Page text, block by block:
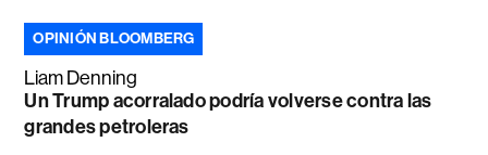
OPINIÓN BLOOMBERG
Liam Denning
Un Trump acorralado podría volverse contra las
grandes petroleras